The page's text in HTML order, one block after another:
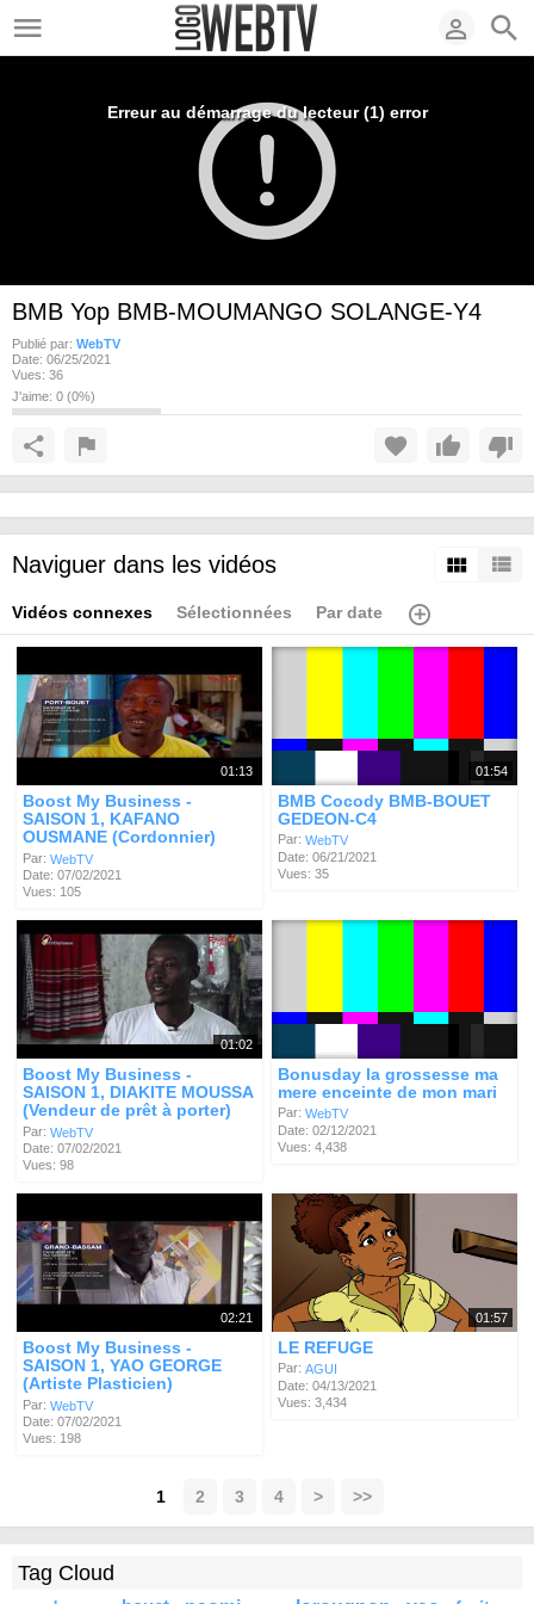
Erreur au démarrage du lecteur (1) error
BMB Yop BMB-MOUMANGO SOLANGE-Y4
Publié par: WebTV
Date: 06/25/2021
Vues: 36
J'aime: 0 (0%)
Naviguer dans les vidéos
Vidéos connexes Sélectionnées Par date
01:13
Boost My Business -
SAISON 1, KAFANO
OUSMANE (Cordonnier)
Par:WebTV
Date: 07/02/2021
Vues: 105
01:54
BMB Cocody BMB-BOUET
GEDEON-C4
Par:WebTV
Date: 06/21/2021
Vues: 35
01:02
Boost My Business -
SAISON 1, DIAKITE MOUSSA
(Vendeur de prêt à porter)
Par:WebTV
Date: 07/02/2021
Vues: 98
Bonusday la grossesse ma
mere enceinte de mon mari
Par:WebTV
Date: 02/12/2021
Vues: 4,438
02:21
Boost My Business -
SAISON 1, YAO GEORGE
(Artiste Plasticien)
Par:WebTV
Date: 07/02/2021
Vues: 198
01:57
LE REFUGE
Par: AGUI
Date: 04/13/2021
Vues: 3,434
1 2 3 4 > >>
Tag Cloud